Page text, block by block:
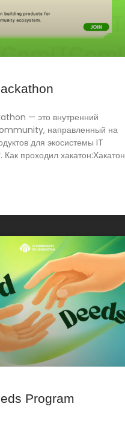
— это внутренний
направленный на
для экосистемы IT
проходил хакатон:Хакатон
Program